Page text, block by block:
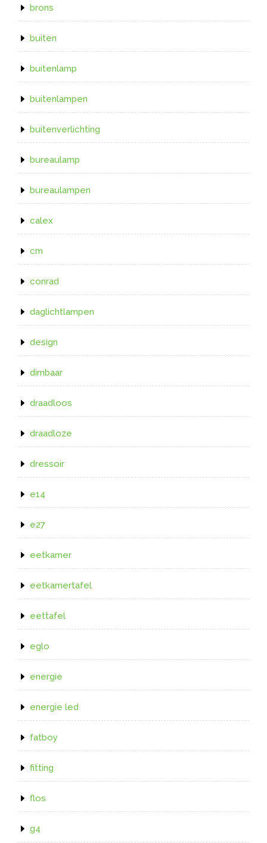
brons
buiten
buitenlamp
buitenlampen
buitenverlichting
bureaulamp
bureaulampen
calex
cm
conrad
daglichtlampen
design
dimbaar
draadloos
draadloze
dressoir
e14
e27
eetkamer
eetkamertafel
eettafel
eglo
energie
energie led
fatboy
fitting
flos
g4